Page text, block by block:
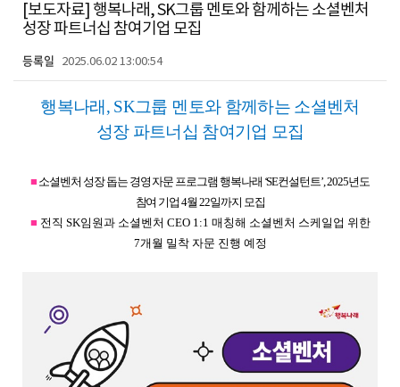
[보도자료] 행복나래, SK그룹 멘토와 함께하는 소셜벤처
성장 파트너십 참여기업 모집
등록일 2025.06.02 13:00:54
행복나래 , SK그룹 멘토와 함께하는 소셜벤처
성장 파트너십 참여기업 모집
■ 소셜벤처 성장 돕는 경영 자문 프로그램 행복나래 ‘SE컨설턴트’, 2025년도
참여 기업 4월 22일까지 모집
■ 전직 SK임원과 소셜벤처 CEO 1:1 매칭해 소셜벤처 스케일업 위한
7개월 밀착 자문 진행 예정